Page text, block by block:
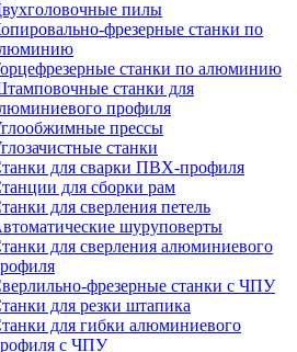
пилы
фрезерные станки по
станки по алюминию
станки для
профиля
прессы
станки
для сварки ПВХ-профиля
для сборки рам
для сверления петель
шуруповерты
для сверления алюминиевого
фрезерные станки с ЧПУ
для резки штапика
для гибки алюминиевого
с ЧПУ